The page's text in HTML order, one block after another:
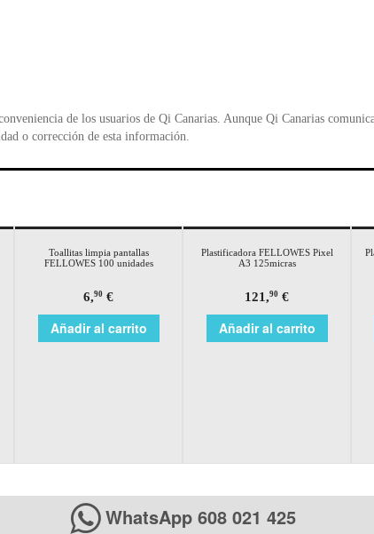
de los usuarios de Qi Canarias. Aunque Qi Canarias
o corrección de esta información.
Toallitas limpia pantallas
FELLOWES 100 unidades
6,90 €
Añadir al carrito
Plastificadora FELLOWES Pixel
A3 125micras
121,90 €
Añadir al carrito
WhatsApp 608 021 425